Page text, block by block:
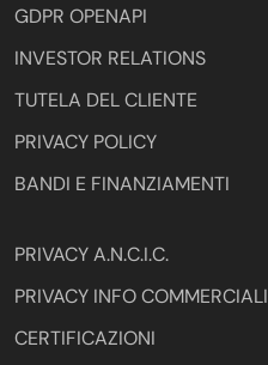
GDPR OPENAPI
INVESTOR RELATIONS
TUTELA DEL CLIENTE
PRIVACY POLICY
BANDI E FINANZIAMENTI
PRIVACY A.N.C.I.C.
PRIVACY INFO COMMERCIALI
CERTIFICAZIONI